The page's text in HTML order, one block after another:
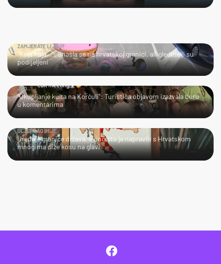
ZAMJERATE LI JOJ?
"Koja kuja…": Snašla se na hrvatskoj granici, ali gledatelji su
podijeljeni
JAO…
"Okupljanje kulta na Korčuli": Turistica objavom izazvala buru
u komentarima
ULJEPŠAO IH JE
Uređuje granice država, a ono što je napravio s Hrvatskom
mnogima diže kosu na glavi